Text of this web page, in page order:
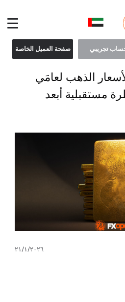
تجريبي صفحة العميل الخاصة
الذهب لعامَي
٢١/١/٢٠٢٦